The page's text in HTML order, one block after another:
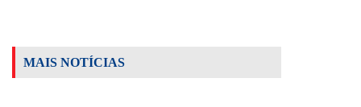
MAIS NOTÍCIAS